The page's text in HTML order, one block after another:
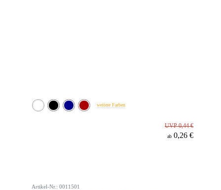
weitere Farben
UVP 0,44 €
ab 0,26 €
Artikel-Nr.: 0011501